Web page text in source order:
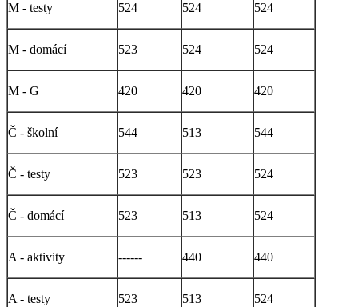
M - testy 524 524 524
M - domácí 523 524 524
M - G 420 420 420
Č - školní 544 513 544
Č - testy 523 523 524
Č - domácí 523 513 524
A - aktivity ------ 440 440
A - testy 523 513 524